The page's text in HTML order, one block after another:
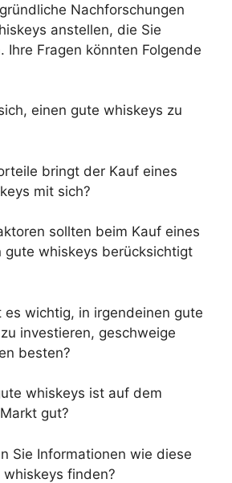
Nachforschungen
anstellen, die Sie
Ihre Fragen könnten Folgende
einen gute whiskeys zu
bringt der Kauf eines
mit sich?
sollten beim Kauf eines
gute whiskeys berücksichtigt
es wichtig, in irgendeinen gute
investieren, geschweige
besten?
whiskeys ist auf dem
gut?
Sie Informationen wie diese
finden?